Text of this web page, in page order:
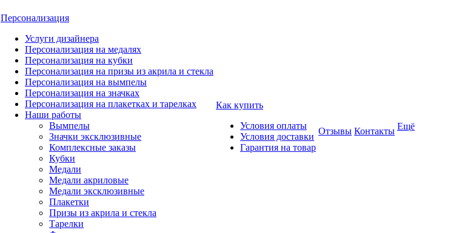
Персонализация
Услуги дизайнера
Персонализация на медалях
Персонализация на кубки
Персонализация на призы из акрила и стекла
Персонализация на вымпелы
Персонализация на значках
Персонализация на плакетках и тарелках
Наши работы
Вымпелы
Значки эксклюзивные
Комплексные заказы
Кубки
Медали
Медали акриловые
Медали эксклюзивные
Плакетки
Призы из акрила и стекла
Тарелки
Как купить
Условия оплаты
Условия доставки
Гарантия на товар
Отзывы Контакты Ещё